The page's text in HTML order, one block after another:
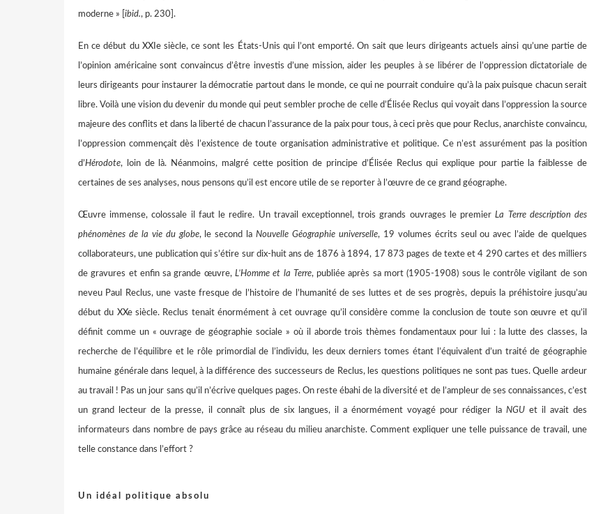
moderne » [ ibid., p. 230].
En ce début du XXIe siècle, ce sont les États-Unis qui l’ont emporté. On sait que leurs dirigeants actuels ainsi qu’une partie de
l’opinion américaine sont convaincus d’être investis d’une mission, aider les peuples à se libérer de l’oppression dictatoriale de
leurs dirigeants pour instaurer la démocratie partout dans le monde, ce qui ne pourrait conduire qu’à la paix puisque chacun serait
libre. Voilà une vision du devenir du monde qui peut sembler proche de celle d’Élisée Reclus qui voyait dans l’oppression la source
majeure des conflits et dans la liberté de chacun l’assurance de la paix pour tous, à ceci près que pour Reclus, anarchiste convaincu,
l’oppression commençait dès l’existence de toute organisation administrative et politique. Ce n’est assurément pas la position
d’Hérodote, loin de là. Néanmoins, malgré cette position de principe d’Élisée Reclus qui explique pour partie la faiblesse de
certaines de ses analyses, nous pensons qu’il est encore utile de se reporter à l’œuvre de ce grand géographe.
Œuvre immense, colossale il faut le redire. Un travail exceptionnel, trois grands ouvrages le premierLa Terre description des
phénomènes de la vie du globe, le second laNouvelle Géographie universelle, 19 volumes écrits seul ou avec l’aide de quelques
collaborateurs, une publication qui s’étire sur dix-huit ans de 1876 à 1894, 17 873 pages de texte et 4 290 cartes et des milliers
de gravures et enfin sa grande œuvre, L’Homme et la Terre, publiée après sa mort (1905-1908) sous le contrôle vigilant de son
neveu Paul Reclus, une vaste fresque de l’histoire de l’humanité de ses luttes et de ses progrès, depuis la préhistoire jusqu’au
début du XXe siècle. Reclus tenait énormément à cet ouvrage qu’il considère comme la conclusion de toute son œuvre et qu’il
définit comme un « ouvrage de géographie sociale » où il aborde trois thèmes fondamentaux pour lui : la lutte des classes, la
recherche de l’équilibre et le rôle primordial de l’individu, les deux derniers tomes étant l’équivalent d’un traité de géographie
humaine générale dans lequel, à la différence des successeurs de Reclus, les questions politiques ne sont pas tues. Quelle ardeur
au travail ! Pas un jour sans qu’il n’écrive quelques pages. On reste ébahi de la diversité et de l’ampleur de ses connaissances, c’est
un grand lecteur de la presse, il connaît plus de six langues, il a énormément voyagé pour rédiger la NGUet il avait des
informateurs dans nombre de pays grâce au réseau du milieu anarchiste. Comment expliquer une telle puissance de travail, une
telle constance dans l’effort ?
Un idéal politique absolu